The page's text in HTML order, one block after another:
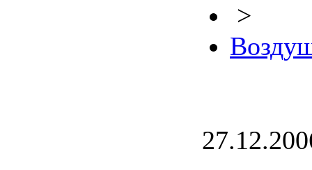
>